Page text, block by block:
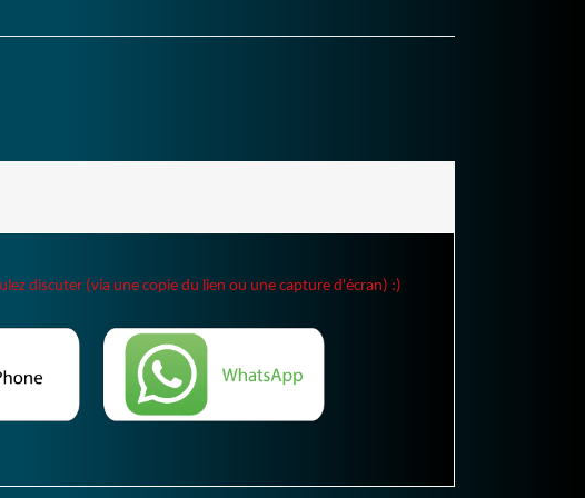
discuter (via une copie du lien ou une capture d'écran) :)